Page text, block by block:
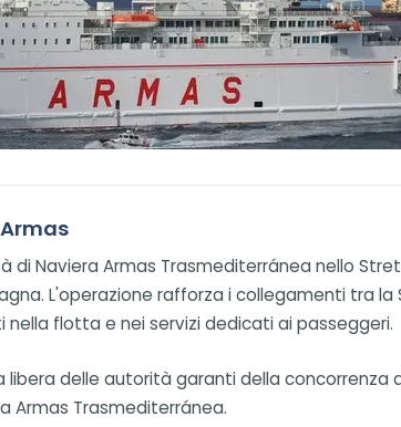
Naviera Armas Trasmediterránea nello
L'operazione rafforza i collegamenti tra la
flotta e nei servizi dedicati ai passeggeri.
delle autorità garanti della
Armas Trasmediterránea.